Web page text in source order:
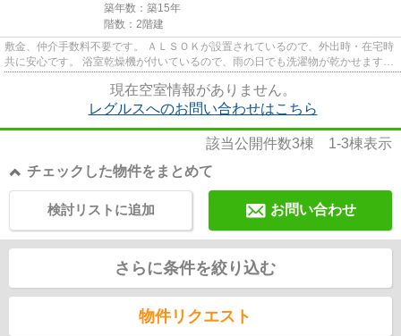
築年数：築15年
階数：2階建
敷金、仲介手数料不要です。 ＡＬＳＯＫが設置されているので、外出時・在宅時
共に安心です。 浴室乾燥機が付いているので、雨の日でも洗濯物が乾かせます。
現在空室情報がありません。
レグルスへのお問い合わせはこちら
該当公開件数3棟 1-3棟表示
チェックした物件をまとめて
お問い合わせ
検討リストに追加
さらに条件を絞り込む
物件リクエスト